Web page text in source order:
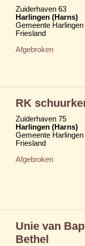
Zuiderhaven 63
Harlingen (Harns)
Gemeente Harlingen
Friesland
Afgebroken
RK
Zuiderhaven 75
Harlingen (Harns)
Gemeente Harlingen
Friesland
Afgebroken
Unie van
Bethel